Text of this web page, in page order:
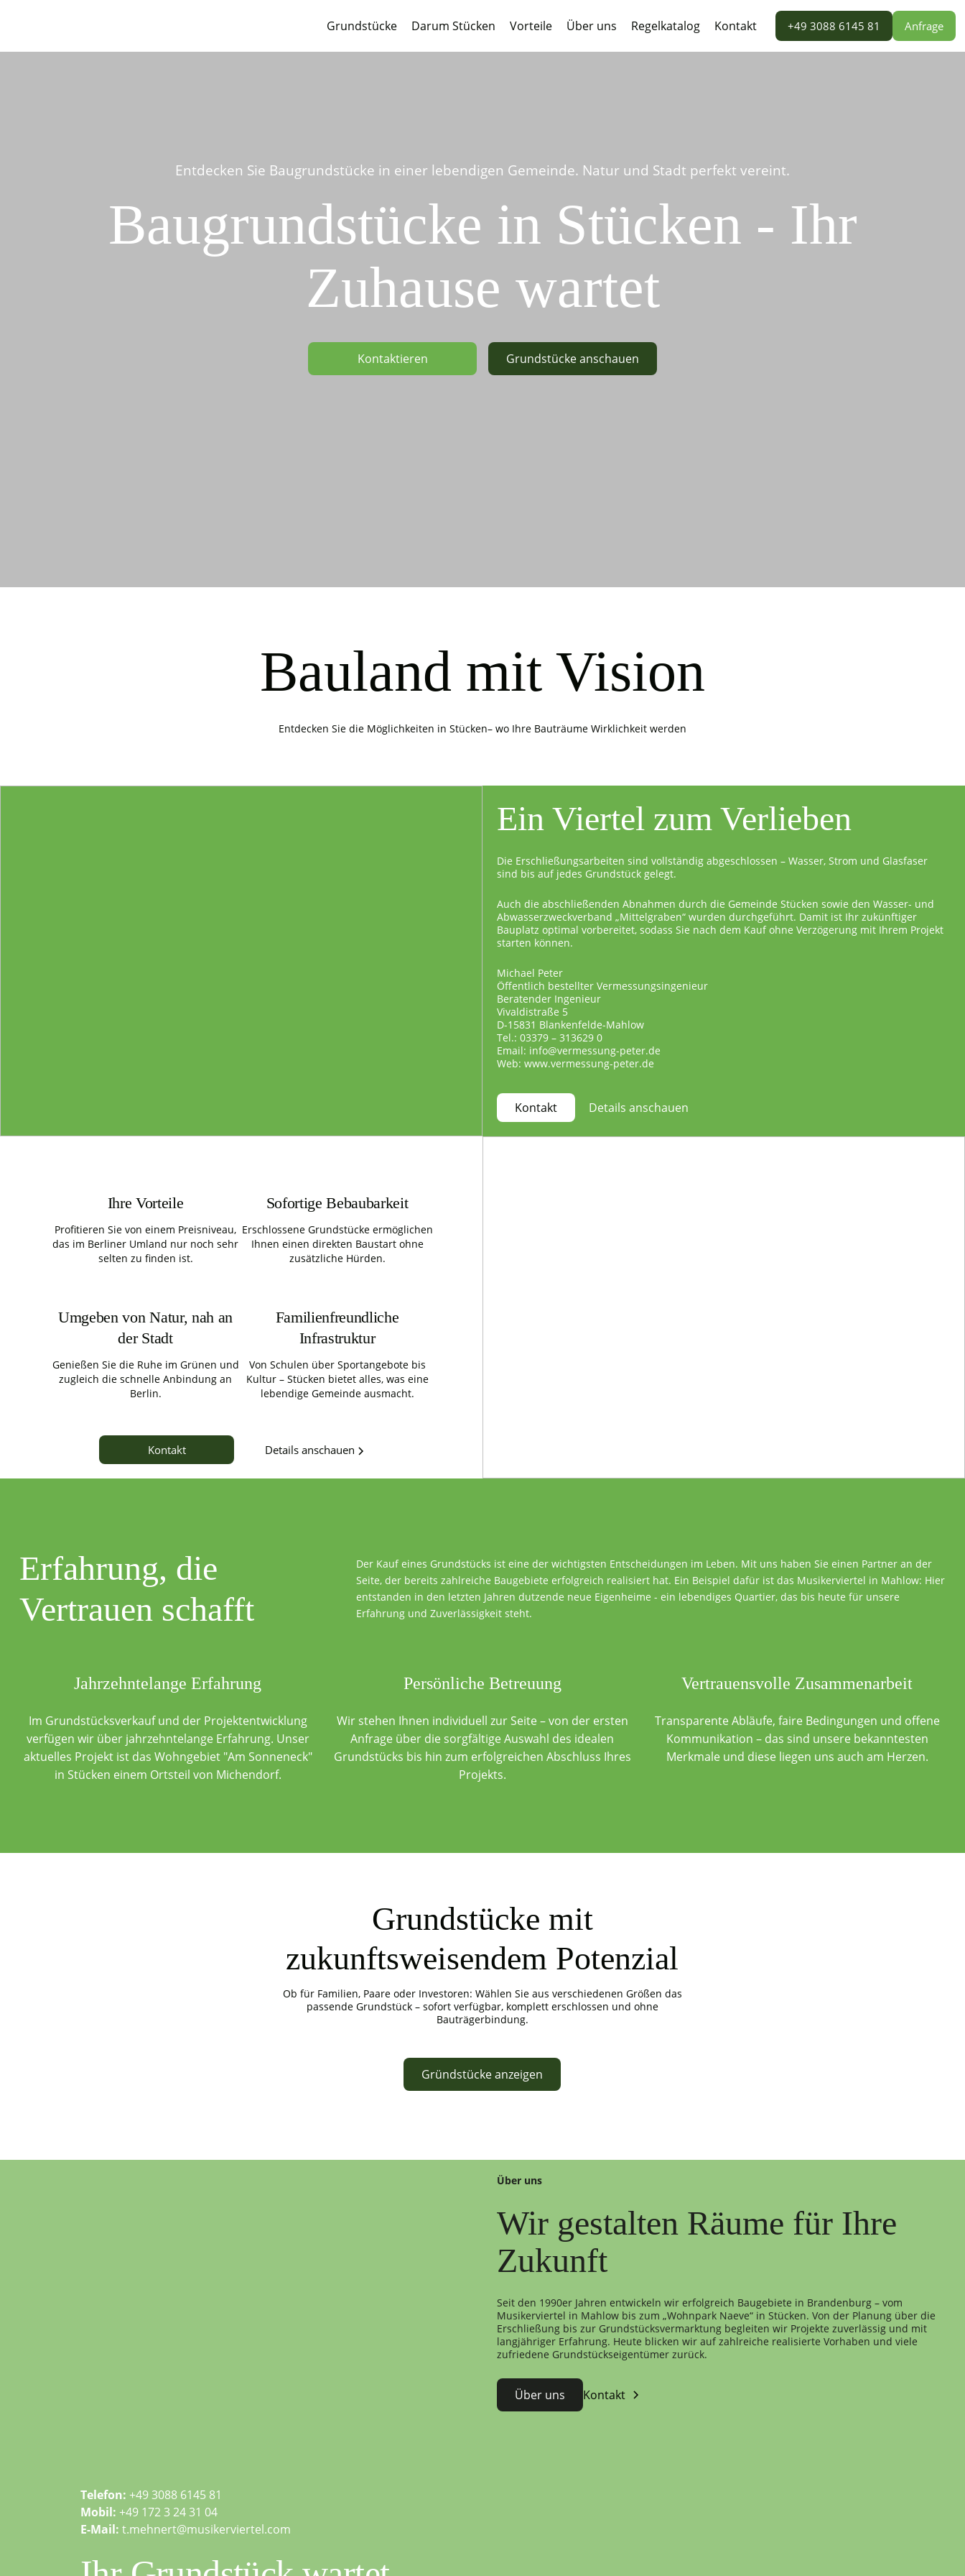
Grundstücke Darum Stücken Vorteile Über uns Regelkatalog Kontakt +49 3088 6145 81 Anfrage
Entdecken Sie Baugrundstücke in einer lebendigen Gemeinde. Natur und Stadt perfekt vereint.
Baugrundstücke in Stücken - Ihr
Zuhause wartet
Kontaktieren Grundstücke anschauen
Bauland mit Vision
Entdecken Sie die Möglichkeiten in Stücken– wo Ihre Bauträume Wirklichkeit werden
Ein Viertel zum Verlieben
Die Erschließungsarbeiten sind vollständig abgeschlossen – Wasser, Strom und Glasfaser
sind bis auf jedes Grundstück gelegt.
Auch die abschließenden Abnahmen durch die Gemeinde Stücken sowie den Wasser- und
Abwasserzweckverband „Mittelgraben“ wurden durchgeführt. Damit ist Ihr zukünftiger
Bauplatz optimal vorbereitet, sodass Sie nach dem Kauf ohne Verzögerung mit Ihrem Projekt
starten können.
Michael Peter
Öffentlich bestellter Vermessungsingenieur
Beratender Ingenieur
Vivaldistraße 5
D-15831 Blankenfelde-Mahlow
Tel.: 03379 – 313629 0
Email: info@vermessung-peter.de
Web: www.vermessung-peter.de
Kontakt Details anschauen
Ihre Vorteile
Profitieren Sie von einem Preisniveau,
das im Berliner Umland nur noch sehr
selten zu finden ist.
Sofortige Bebaubarkeit
Erschlossene Grundstücke ermöglichen
Ihnen einen direkten Baustart ohne
zusätzliche Hürden.
Umgeben von Natur, nah an
der Stadt
Genießen Sie die Ruhe im Grünen und
zugleich die schnelle Anbindung an
Berlin.
Familienfreundliche
Infrastruktur
Von Schulen über Sportangebote bis
Kultur – Stücken bietet alles, was eine
lebendige Gemeinde ausmacht.
Kontakt Details anschauen
Erfahrung, die
Vertrauen schafft
Der Kauf eines Grundstücks ist eine der wichtigsten Entscheidungen im Leben. Mit uns haben Sie einen Partner an der
Seite, der bereits zahlreiche Baugebiete erfolgreich realisiert hat. Ein Beispiel dafür ist das Musikerviertel in Mahlow: Hier
entstanden in den letzten Jahren dutzende neue Eigenheime - ein lebendiges Quartier, das bis heute für unsere
Erfahrung und Zuverlässigkeit steht.
Jahrzehntelange Erfahrung
Im Grundstücksverkauf und der Projektentwicklung
verfügen wir über jahrzehntelange Erfahrung. Unser
aktuelles Projekt ist das Wohngebiet "Am Sonneneck"
in Stücken einem Ortsteil von Michendorf.
Persönliche Betreuung
Wir stehen Ihnen individuell zur Seite – von der ersten
Anfrage über die sorgfältige Auswahl des idealen
Grundstücks bis hin zum erfolgreichen Abschluss Ihres
Projekts.
Vertrauensvolle Zusammenarbeit
Transparente Abläufe, faire Bedingungen und offene
Kommunikation – das sind unsere bekanntesten
Merkmale und diese liegen uns auch am Herzen.
Grundstücke mit
zukunftsweisendem Potenzial
Ob für Familien, Paare oder Investoren: Wählen Sie aus verschiedenen Größen das
passende Grundstück – sofort verfügbar, komplett erschlossen und ohne
Bauträgerbindung.
Gründstücke anzeigen
Über uns
Wir gestalten Räume für Ihre
Zukunft
Seit den 1990er Jahren entwickeln wir erfolgreich Baugebiete in Brandenburg – vom
Musikerviertel in Mahlow bis zum „Wohnpark Naeve“ in Stücken. Von der Planung über die
Erschließung bis zur Grundstücksvermarktung begleiten wir Projekte zuverlässig und mit
langjähriger Erfahrung. Heute blicken wir auf zahlreiche realisierte Vorhaben und viele
zufriedene Grundstückseigentümer zurück.
Über uns Kontakt
Telefon: +49 3088 6145 81
Mobil: +49 172 3 24 31 04
E-Mail: t.mehnert@musikerviertel.com